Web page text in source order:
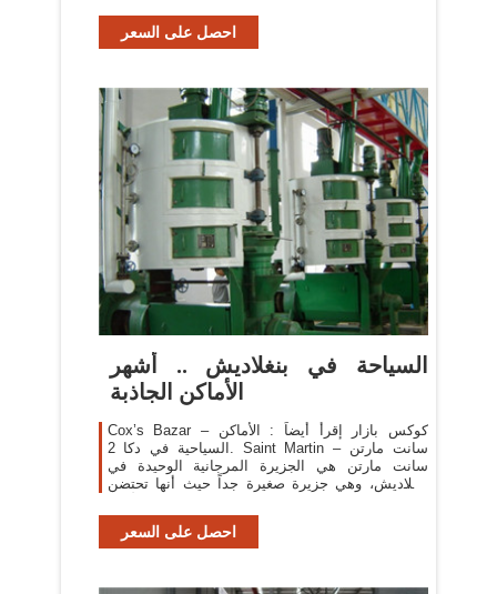
احصل على السعر
السياحة في بنغلاديش .. أشهر
الأماكن الجاذبة
Cox’s Bazar – كوكس بازار إقرأ أيضاً : الأماكن
السياحية في دكا 2. Saint Martin – سانت مارتن
سانت مارتن هي الجزيرة المرجانية الوحيدة في
بنغلاديش، وهي جزيرة صغيرة جداً حيث أنها تحتضن
احصل على السعر